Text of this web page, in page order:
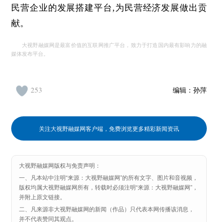
民营企业的发展搭建平台,为民营经济发展做出贡
献。
大视野融媒网是最富价值的互联网推广平台，致力于打造国内最有影响力的融
媒体发布平台。
编辑： 孙萍
253
关注大视野融媒网客户端，免费浏览更多精彩新闻资讯
大视野融媒网版权与免责声明：
一、凡本站中注明“来源：大视野融媒网”的所有文字、图片和音视频，
版权均属大视野融媒网所有，转载时必须注明“来源：大视野融媒网”，
并附上原文链接。
二、凡来源非大视野融媒网的新闻（作品）只代表本网传播该消息，
并不代表赞同其观点。